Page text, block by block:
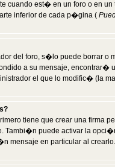
cuando est� en un foro o en
inferior de cada p�gina (
del foro, s�lo puede borrar o
a su mensaje, encontrar�
el que lo modific� (la
tiene que crear una firma
Tambi�n puede activar la
mensaje en particular al crearlo.